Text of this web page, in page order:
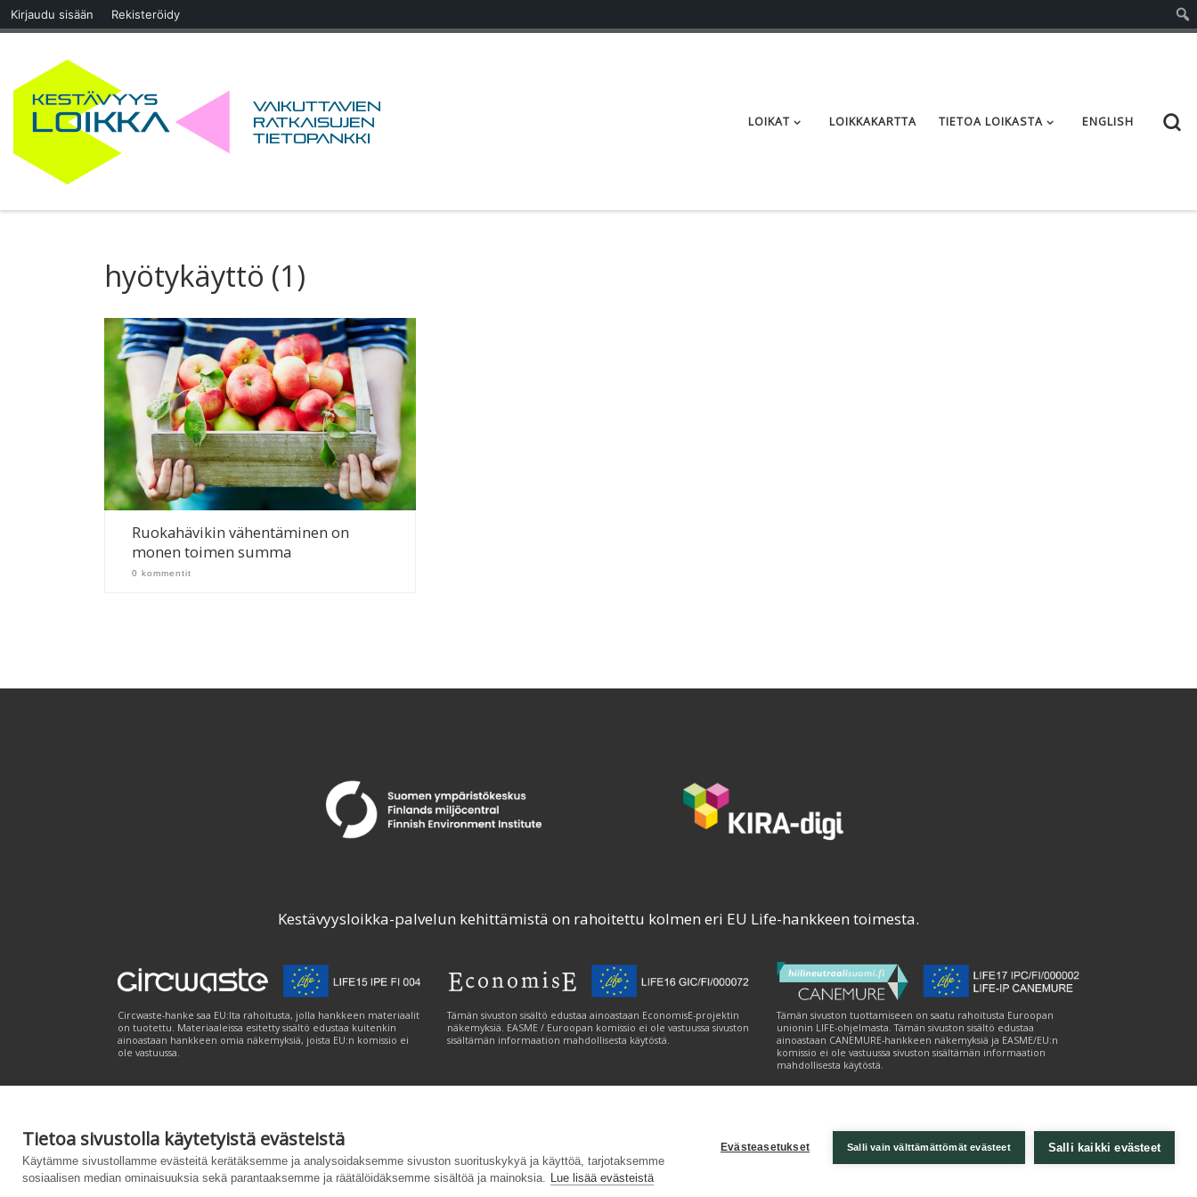
Tietoa sivustolla käytetyistä evästeistä
Käytämme sivustollamme evästeitä kerätäksemme ja analysoidaksemme sivuston suorituskykyä ja käyttöä, tarjotaksemme
sosiaalisen median ominaisuuksia sekä parantaaksemme ja räätälöidäksemme sisältöä ja mainoksia. Lue lisää evästeistä
Evästeasetukset Salli vain välttämättömät evästeet Salli kaikki evästeet
Kirjaudu sisään Rekisteröidy
Skip to content
Vaikuttavien
ratkaisujen
tietopankki
LOIKAT LOIKKAKARTTA TIETOA LOIKASTA ENGLISH
hyötykäyttö (1)
Ruokahävikin vähentäminen on
monen toimen summa
0 kommentit
Kestävyysloikka-palvelun kehittämistä on rahoitettu kolmen eri EU Life-hankkeen toimesta.
Circwaste-hanke saa EU:lta rahoitusta, jolla hankkeen materiaalit
on tuotettu. Materiaaleissa esitetty sisältö edustaa kuitenkin
ainoastaan hankkeen omia näkemyksiä, joista EU:n komissio ei
ole vastuussa.
Tämän sivuston sisältö edustaa ainoastaan EconomisE-projektin
näkemyksiä. EASME / Euroopan komissio ei ole vastuussa sivuston
sisältämän informaation mahdollisesta käytöstä.
Tämän sivuston tuottamiseen on saatu rahoitusta Euroopan
unionin LIFE-ohjelmasta. Tämän sivuston sisältö edustaa
ainoastaan CANEMURE-hankkeen näkemyksiä ja EASME/EU:n
komissio ei ole vastuussa sivuston sisältämän informaation
mahdollisesta käytöstä.
Palvelukuvaus| Tietosuojailmoitus|Saavutettavuusseloste|Evästeasetukset|Lähetä palautetta (syke.fi)
Powered by – SuunniteltuCustomizrilla